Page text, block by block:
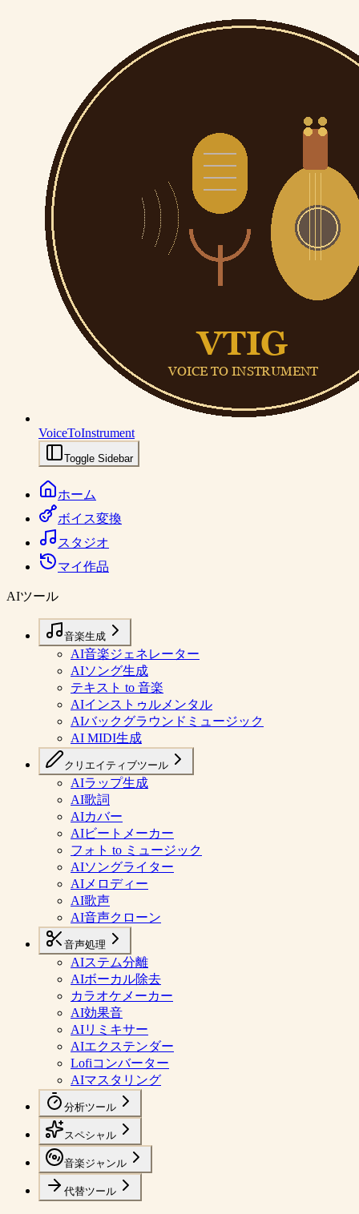
VoiceToInstrument
Toggle Sidebar
ホーム
ボイス変換
スタジオ
マイ作品
AIツール
音楽生成
AI音楽ジェネレーター
AIソング生成
テキスト to 音楽
AIインストゥルメンタル
AIバックグラウンドミュージック
AI MIDI生成
クリエイティブツール
AIラップ生成
AI歌詞
AIカバー
AIビートメーカー
フォト to ミュージック
AIソングライター
AIメロディー
AI歌声
AI音声クローン
音声処理
AIステム分離
AIボーカル除去
カラオケメーカー
AI効果音
AIリミキサー
AIエクステンダー
Lofiコンバーター
AIマスタリング
分析ツール
スペシャル
音楽ジャンル
代替ツール